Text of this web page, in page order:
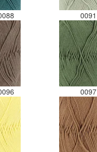
0091
0097